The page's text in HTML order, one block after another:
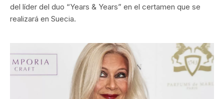
del líder del duo “Years & Years” en el certamen que se
realizará en Suecia.